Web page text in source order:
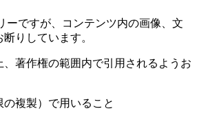
ーですが、コンテンツ内の画像、文
りしています。
著作権の範囲内で引用されるようお
複製）で用いること